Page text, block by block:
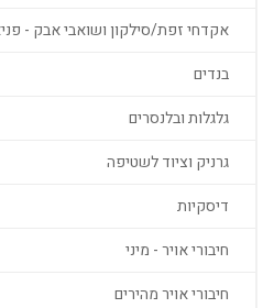
אקדחי זפת/סילקון ושואבי אבק -
בנדים
גלגלות ובלנסרים
גרניק וציוד לשטיפה
דיסקיות
חיבורי אויר - מיני
חיבורי אויר מהירים